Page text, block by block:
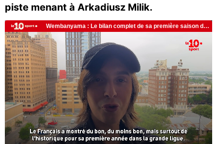
piste menant à Arkadiusz Milik.